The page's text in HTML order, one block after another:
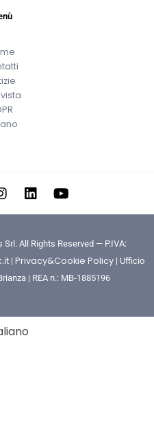
All Rights Reserved — P.IVA:
| Privacy&Cookie Policy| Ufficio
| REA n.: MB-1885196